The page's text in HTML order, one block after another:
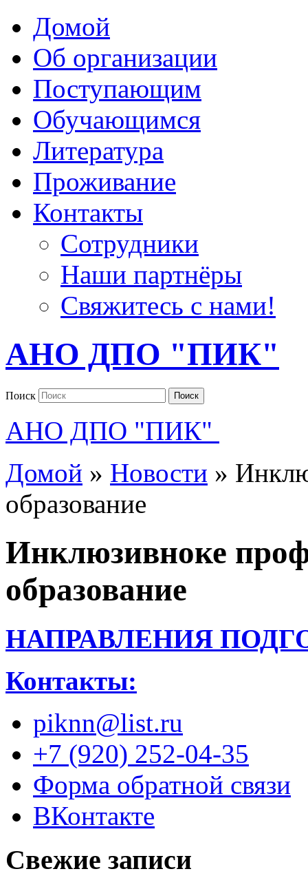
Домой
Об организации
Поступающим
Обучающимся
Литература
Проживание
Контакты
Сотрудники
Наши партнёры
Свяжитесь с нами!
АНО ДПО "ПИК"
Поиск Поиск
АНО ДПО "ПИК"
Домой » Новости »
образование
Инклюзивноке
образование
НАПРАВЛЕНИЯ
Контакты:
piknn@list.ru
+7 (920) 252-04-35
Форма обратной связи
ВКонтакте
Свежие записи